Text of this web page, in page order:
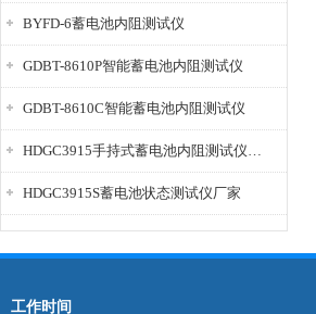
BYFD-6蓄电池内阻测试仪
GDBT-8610P智能蓄电池内阻测试仪
GDBT-8610C智能蓄电池内阻测试仪
HDGC3915手持式蓄电池内阻测试仪厂家
HDGC3915S蓄电池状态测试仪厂家
工作时间